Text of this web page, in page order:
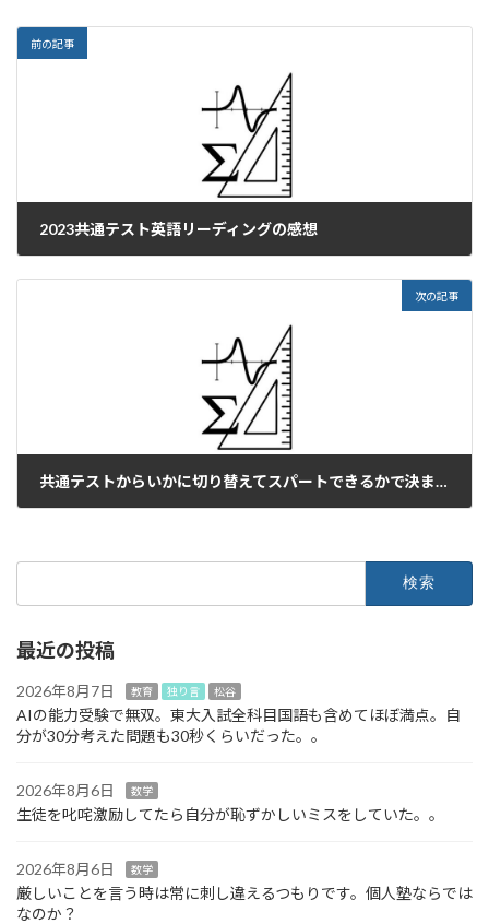
前の記事
2023共通テスト英語リーディングの感想
次の記事
共通テストからいかに切り替えてスパートできるかで決まる。
最近の投稿
2026年8月7日 教育 独り言 松谷
AIの能力受験で無双。東大入試全科目国語も含めてほぼ満点。自
分が30分考えた問題も30秒くらいだった。。
2026年8月6日 数学
生徒を叱咤激励してたら自分が恥ずかしいミスをしていた。。
2026年8月6日 数学
厳しいことを言う時は常に刺し違えるつもりです。個人塾ならでは
なのか？